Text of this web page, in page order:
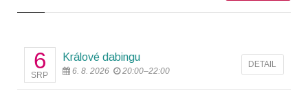
6
SRP
DETAIL
Králové dabingu
6. 8. 2026 20:00–22:00